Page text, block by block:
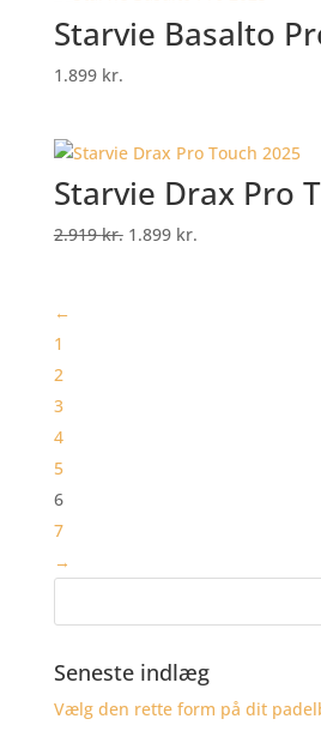
Starvie Basalto
1.899 kr.
Starvie Drax Pro
2.919kr. Original
1.899 kr.
←
1
2
3
4
5
6
7
→
Seneste indlæg
Vælg den rette form på dit